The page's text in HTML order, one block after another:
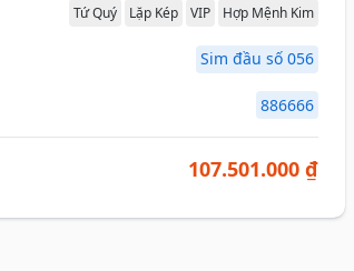
Tứ Quý Lặp Kép VIP Hợp Mệnh Kim
Sim đầu số 056
886666
107.501.000 ₫